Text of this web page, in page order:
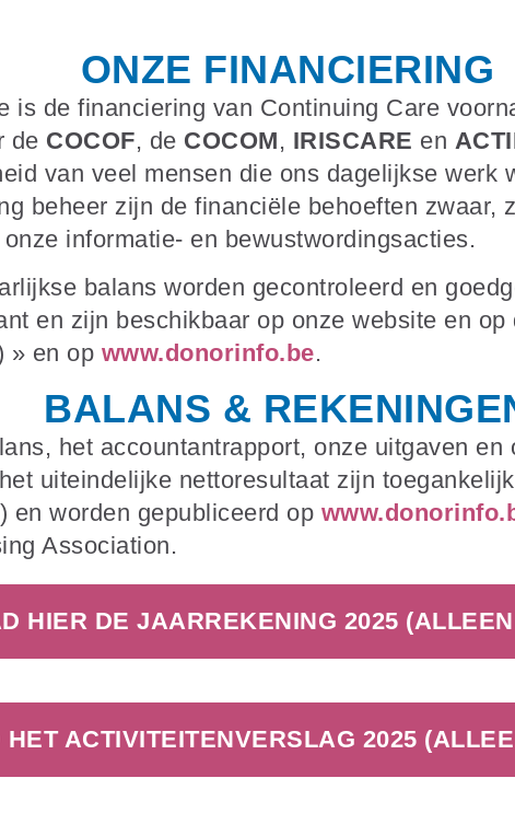
ONZE FINANCIERING
is de financiering van Continuing Care
de COCOF, de COCOM, IRISCARE en
van veel mensen die ons dagelijkse werk
beheer zijn de financiële behoeften zwaar,
informatie- en bewustwordingsacties.
balans worden gecontroleerd en
en zijn beschikbaar op onze website en
» en op www.donorinfo.be.
BALANS &
het accountantrapport, onze uitgaven en
uiteindelijke nettoresultaat zijn
) en worden gepubliceerd op
Association.
HIER DE JAARREKENING 2025
HET ACTIVITEITENVERSLAG 2025